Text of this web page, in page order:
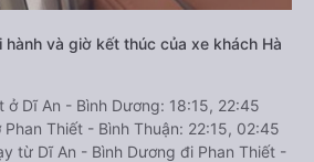
và giờ kết thúc của xe khách Hà
ở Dĩ An - Bình Dương: 18:15, 22:45
Phan Thiết - Bình Thuận: 22:15, 02:45
từ Dĩ An - Bình Dương đi Phan Thiết -